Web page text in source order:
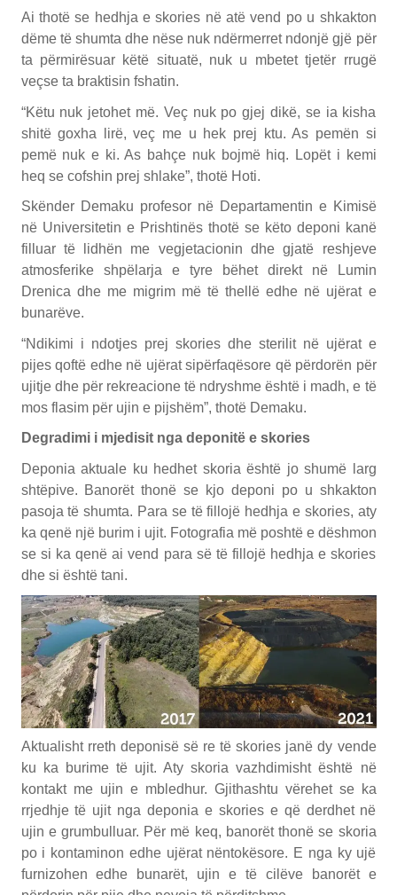
Ai thotë se hedhja e skories në atë vend po u shkakton
dëme të shumta dhe nëse nuk ndërmerret ndonjë gjë për
ta përmirësuar këtë situatë, nuk u mbetet tjetër rrugë
veçse ta braktisin fshatin.
“Këtu nuk jetohet më. Veç nuk po gjej dikë, se ia kisha
shitë goxha lirë, veç me u hek prej ktu. As pemën si
pemë nuk e ki. As bahçe nuk bojmë hiq. Lopët i kemi
heq se cofshin prej shlake”, thotë Hoti.
Skënder Demaku profesor në Departamentin e Kimisë
në Universitetin e Prishtinës thotë se këto deponi kanë
filluar të lidhën me vegjetacionin dhe gjatë reshjeve
atmosferike shpëlarja e tyre bëhet direkt në Lumin
Drenica dhe me migrim më të thellë edhe në ujërat e
bunarëve.
“Ndikimi i ndotjes prej skories dhe sterilit në ujërat e
pijes qoftë edhe në ujërat sipërfaqësore që përdorën për
ujitje dhe për rekreacione të ndryshme është i madh, e të
mos flasim për ujin e pijshëm”, thotë Demaku.
Degradimi i mjedisit nga deponitë e skories
Deponia aktuale ku hedhet skoria është jo shumë larg
shtëpive. Banorët thonë se kjo deponi po u shkakton
pasoja të shumta. Para se të fillojë hedhja e skories, aty
ka qenë një burim i ujit. Fotografia më poshtë e dëshmon
se si ka qenë ai vend para së të fillojë hedhja e skories
dhe si është tani.
Aktualisht rreth deponisë së re të skories janë dy vende
ku ka burime të ujit. Aty skoria vazhdimisht është në
kontakt me ujin e mbledhur. Gjithashtu vërehet se ka
rrjedhje të ujit nga deponia e skories e që derdhet në
ujin e grumbulluar. Për më keq, banorët thonë se skoria
po i kontaminon edhe ujërat nëntokësore. E nga ky ujë
furnizohen edhe bunarët, ujin e të cilëve banorët e